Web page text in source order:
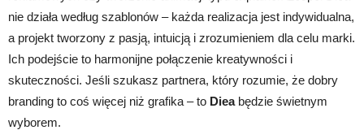
nie działa według szablonów – każda realizacja jest indywidualna,
a projekt tworzony z pasją, intuicją i zrozumieniem dla celu marki.
Ich podejście to harmonijne połączenie kreatywności i
skuteczności. Jeśli szukasz partnera, który rozumie, że dobry
branding to coś więcej niż grafika – to Dieabędzie świetnym
wyborem.